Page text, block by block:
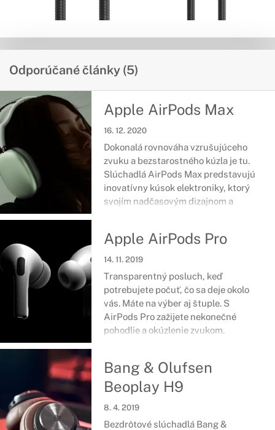
Odporúčané články (5)
Apple AirPods Max
16. 12. 2020
Dokonalá rovnováha vzrušujúceho
zvuku a bezstarostného kúzla je tu.
Slúchadlá AirPods Max predstavujú
inovatívny kúsok elektroniky, ktorý
svojím nadčasovým dizajnom a
Apple AirPods Pro
14. 11. 2019
Transparentný posluch, keď
potrebujete počuť, čo sa deje okolo
vás. Máte na výber aj štuple. S
AirPods Pro zažijete nekonečné
pohodlie a okúzlenie zvukom.
Bang & Olufsen
Beoplay H9
8. 4. 2019
Bezdrôtové slúchadlá Bang &